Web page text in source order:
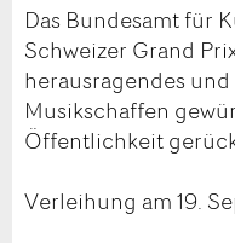
Das Bundesamt für
Schweizer Grand
herausragendes
Musikschaffen
Öffentlichkeit
Verleihung am 19.